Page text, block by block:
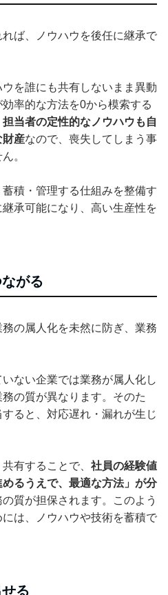
ば、ノウハウを後任に継承で
を誰にも共有しないまま異動
率的な方法を0から模索する
担当者の定性的なノウハウも自
財産なので、喪失してしまう事
。
積・管理する仕組みを整備す
承可能になり、高い生産性を
ながる
の属人化を未然に防ぎ、業務
ない企業では業務が属人化し
の質が異なります。そのた
ると、対応遅れ・漏れが生じ
有することで、 社員の経験値
るうえで、最適な方法」が分
質が担保されます。このよう
は、ノウハウや技術を蓄積で
る